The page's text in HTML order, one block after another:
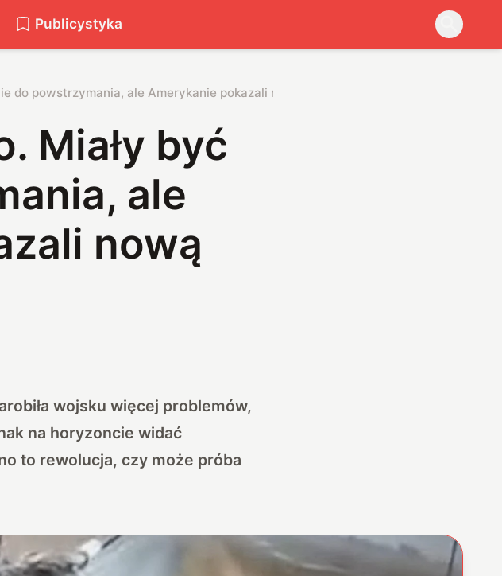
Publicystyka
do powstrzymania, ale Amerykanie pokazali nową broń
Miały być
ale
nową
wojsku więcej problemów,
na horyzoncie widać
to rewolucja, czy może próba